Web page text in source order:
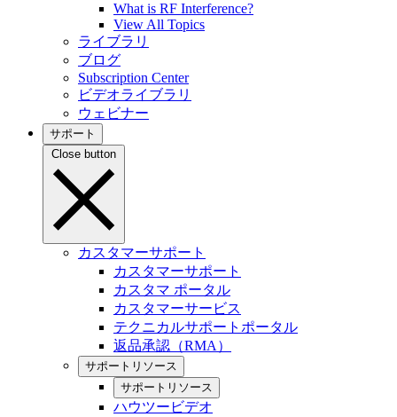
What is RF Interference?
View All Topics
ライブラリ
ブログ
Subscription Center
ビデオライブラリ
ウェビナー
サポート
Close button
カスタマーサポート
カスタマーサポート
カスタマ ポータル
カスタマーサービス
テクニカルサポートポータル
返品承認（RMA）
サポートリソース
サポートリソース
ハウツービデオ